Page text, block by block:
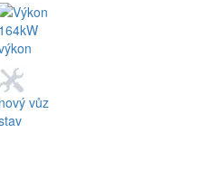
164kW
nový vůz